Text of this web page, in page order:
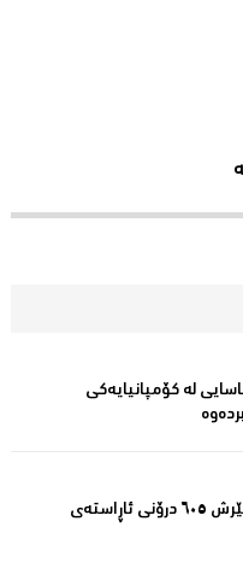
لە کۆمپانیایه‌كی
ئۆکرانیا بە یەک هێرش ٦٠٥ درۆنی ئاڕاستەى